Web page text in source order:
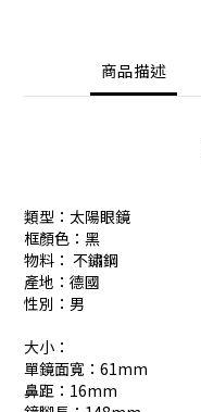
商品描述
類型：太陽眼鏡
框顏色：黑
物料： 不鏽鋼
產地：德國
性別：男
大小：
單鏡面寬：61mm
鼻距：16mm